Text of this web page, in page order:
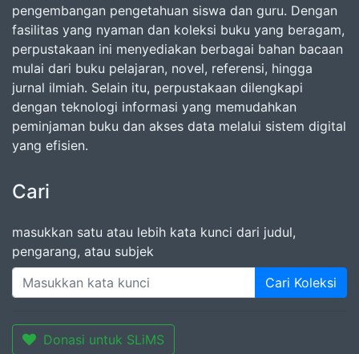
pengembangan pengetahuan siswa dan guru. Dengan
fasilitas yang nyaman dan koleksi buku yang beragam,
perpustakaan ini menyediakan berbagai bahan bacaan
mulai dari buku pelajaran, novel, referensi, hingga
jurnal ilmiah. Selain itu, perpustakaan dilengkapi
dengan teknologi informasi yang memudahkan
peminjaman buku dan akses data melalui sistem digital
yang efisien.
Cari
masukkan satu atau lebih kata kunci dari judul,
pengarang, atau subjek
Cari Koleksi
Donasi untuk SLiMS